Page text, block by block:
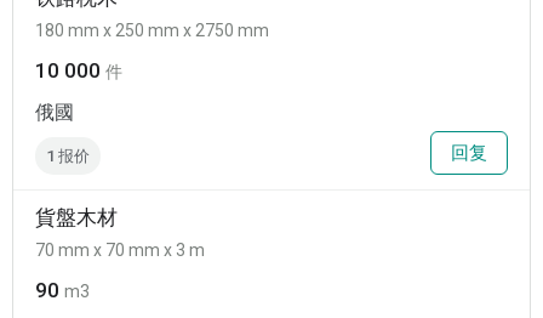
180 mm x 250 mm x 2750 mm
10 000 件
俄國
1 报价 回复
貨盤木材
70 mm x 70 mm x 3 m
90 m3